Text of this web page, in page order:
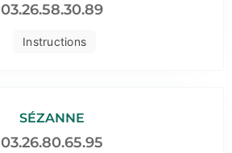
Instructions
03.26.58.30.89
SÉZANNE
03.26.80.65.95